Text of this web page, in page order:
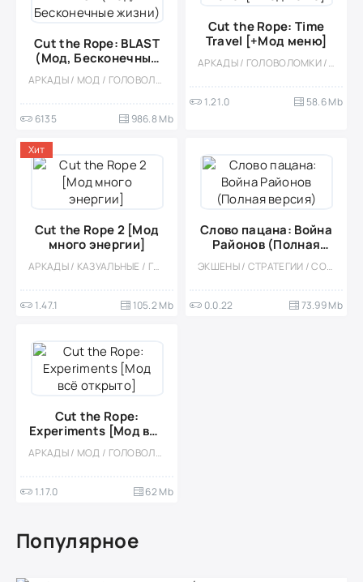
Cut the Rope: BLAST
(Мод, Бесконечные
жизни)
АРКАДЫ / МОД / ГОЛОВОЛОМКИ / КАЗУАЛЬНЫЕ / ОФЛАЙН / ДЛЯ ДЕТЕЙ / ОДНОПОЛЬЗОВАТЕЛЬСКИЕ / СТИЛИЗАЦИЯ / ДЛЯ ВСЕЙ СЕМЬИ / БОЛЬШАЯ
6135 986.8 Mb
Cut the Rope: Time
Travel [+Мод меню]
АРКАДЫ / ГОЛОВОЛОМКИ / МОД / КАЗУАЛЬНЫЕ / ОДНОПОЛЬЗОВАТЕЛЬСКИЕ / ОФЛАЙН / СТИЛИЗАЦИЯ / ПО МУЛЬТФИЛЬМАМ
1.21.0 58.6 Mb
Cut the Rope 2 [Мод
много энергии]
АРКАДЫ / КАЗУАЛЬНЫЕ / ГОЛОВОЛОМКИ / ДЛЯ ДЕТЕЙ / ВЕСЁЛАЯ / ДЛЯ ВСЕЙ СЕМЬИ / ФИЗИКА / ОДНОПОЛЬЗОВАТЕЛЬСКИЕ / ОФЛАЙН / СТИЛИЗАЦИЯ / ИНДИ / ВСТРОЕННЫЙ КЕШ / МАЛЕНЬКАЯ / ДЕВОЧКАМ / МОД
1.47.1 105.2 Mb
Хит
Слово пацана: Война
Районов (Полная
версия)
ЭКШЕНЫ / СТРАТЕГИИ / СОРЕВНОВАТЕЛЬНАЯ / СТИЛИЗАЦИЯ / ОДНОПОЛЬЗОВАТЕЛЬСКИЕ / ОФЛАЙН
0.0.22 73.99 Mb
Cut the Rope:
Experiments [Мод всё
открыто]
АРКАДЫ / МОД / ГОЛОВОЛОМКИ / КАЗУАЛЬНЫЕ / ОДНОПОЛЬЗОВАТЕЛЬСКИЕ / ОФЛАЙН / ПРИКЛЮЧЕНИЕ / ДЛЯ ДЕТЕЙ / СТИЛИЗАЦИЯ / ПО МУЛЬТФИЛЬМАМ
1.17.0 62 Mb
Популярное